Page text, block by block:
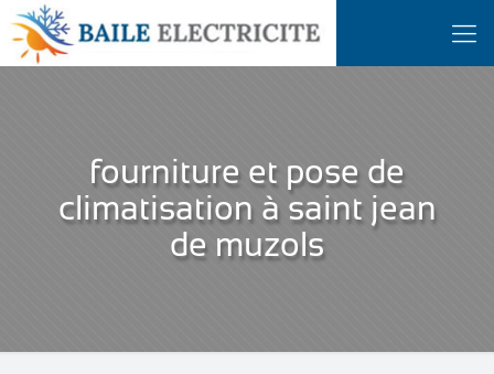
fourniture et pose de
climatisation à saint jean
de muzols